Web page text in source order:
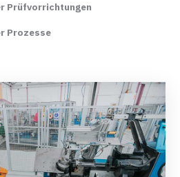
Prüfvorrichtungen
Prozesse